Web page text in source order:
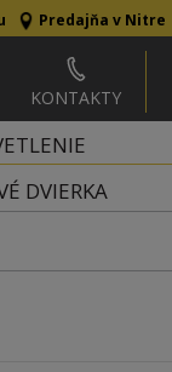
Predajňa v Nitre
KONTAKTY
DVIERKA